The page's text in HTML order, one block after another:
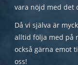
vara nöjd med det
Då vi själva är
alltid följa med på
också gärna emot
oss!